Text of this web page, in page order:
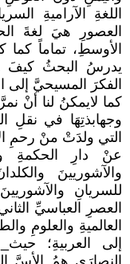
اللغةِ الآراميةِ
العصورِ هيَ لغةَ
الأوسطِ، تماماً كما
يدرسُ البحثُ كيفَ
الفكرَ المسيحيَّ إلى
كما لايمكنُ لنا أنْ
وجهابذتِهَا في نقلِ
التي ولدَتْ منْ رحمِ
عنْ دارِ الحكمةِ
والآشوريينَ
للسريانِ
العصرِ العباسيِّ
العالميةِ والعلومِ
إلى العربيةِ؛